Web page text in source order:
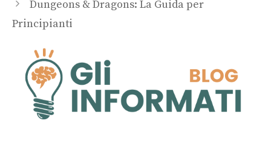
Dungeons & Dragons: La Guida per
Principianti